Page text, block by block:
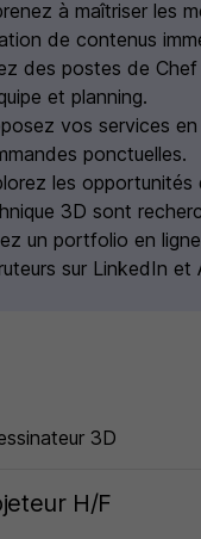
à maîtriser les
de contenus
des postes de
et planning.
vos services
ponctuelles.
les opportunités
3D sont
un portfolio en
sur LinkedIn et
3D
H/F